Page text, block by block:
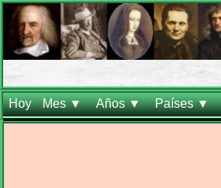
Hoy Mes ▼ Años ▼ Países ▼